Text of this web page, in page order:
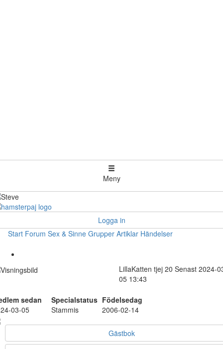
Meny
Logga in
Start Forum Sex & Sinne Grupper Artiklar Händelser
LillaKatten tjej 20 Senast 2024-
05 13:43
sedan Specialstatus Födelsedag
03-05
Stammis 2006-02-14
Gästbok